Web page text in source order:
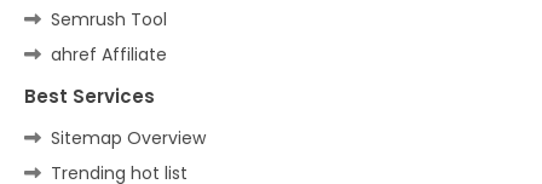
Semrush Tool
ahref Affiliate
Best Services
Sitemap Overview
Trending hot list